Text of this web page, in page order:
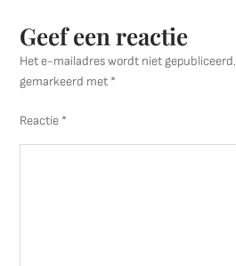
Geef een reactie
Het e-mailadres wordt niet gepubliceerd.
gemarkeerd met *
Reactie *